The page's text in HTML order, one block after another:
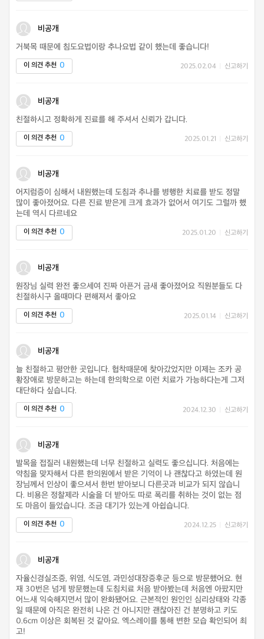
비공개
거북목 때문에 침도요법이랑 추나요법 같이 했는데 좋습니다!
이 의견 추천 0 2025.02.04 신고하기
비공개
친절하시고 정확하게 진료를 해 주셔서 신뢰가 갑니다.
이 의견 추천 0 2025.01.21 신고하기
비공개
어지럼증이 심해서 내원했는데 도침과 추나를 병행한 치료를 받도 정말
많이 좋아졌어요. 다른 진료 받은게 크게 효과가 없어서 여기도 그럴까 했
는데 역시 다르네요
이 의견 추천 0 2025.01.20 신고하기
비공개
원장님 실력 완전 좋으세여 진짜 아픈거 금새 좋아졌어요 직원분들도 다
친절하시구 올때마다 편해져서 좋아요
이 의견 추천 0 2025.01.14 신고하기
비공개
늘 친절하고 평안한 곳입니다. 협착때문에 찾아갔었지만 이제는 조카 공
황장애로 방문하고는 하는데 한의학으로 이런 치료가 가능하다는게 그저
대단하다 싶습니다.
이 의견 추천 0 2024.12.30 신고하기
비공개
발목을 접질러 내원했는데 너무 친절하고 실력도 좋으십니다. 처음에는
약침을 맞자해서 다른 한의원에서 받은 기억이 나 괜찮다고 하였는데 원
장님께서 인상이 좋으셔서 한번 받아보니 다른곳과 비교가 되지 않습니
다. 비용은 정찰제라 시술을 더 받아도 따로 폭리를 취하는 것이 없는 점
도 마음이 들었습니다. 조금 대기가 있는게 아쉽습니다.
이 의견 추천 0 2024.12.25 신고하기
비공개
자율신경실조증, 위염, 식도염, 과민성대장증후군 등으로 방문했어요. 현
재 30번은 넘게 방문했는데 도침치료 처음 받아봤는데 처음엔 아팠지만
어느새 익숙해지면서 많이 완화됐어요. 근본적인 원인인 심리상태와 각종
일 때문에 아직은 완전히 나은 건 아니지만 괜찮아진 건 분명하고 키도
0.6cm 이상은 회복된 것 같아요. 엑스레이를 통해 변한 모습 확인되어 최
고!